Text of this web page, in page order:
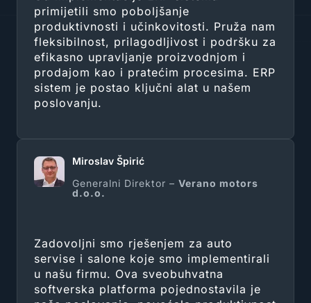
primijetili smo poboljšanje
produktivnosti i učinkovitosti. Pruža nam
fleksibilnost, prilagodljivost i podršku za
efikasno upravljanje proizvodnjom i
prodajom kao i pratećim procesima. ERP
sistem je postao ključni alat u našem
poslovanju.
Miroslav Špirić
Generalni Direktor –Verano motors
d.o.o.
Zadovoljni smo rješenjem za auto
servise i salone koje smo implementirali
u našu firmu. Ova sveobuhvatna
softverska platforma pojednostavila je